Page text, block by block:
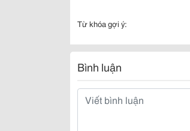
Từ khóa gợi ý:
Bình luận